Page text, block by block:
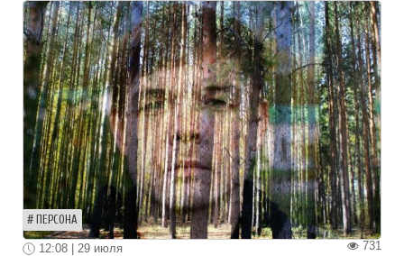
ПЕРСОНА
731
12:08 | 29 июля